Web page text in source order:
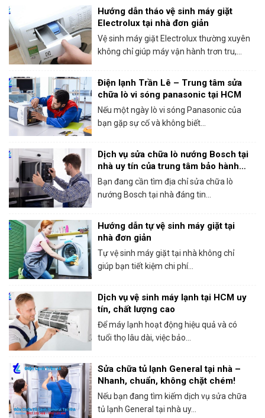
Hướng dẫn tháo vệ sinh máy giặt
Electrolux tại nhà đơn giản
Vệ sinh máy giặt Electrolux thường xuyên
không chỉ giúp máy vận hành trơn tru,...
Điện lạnh Trần Lê – Trung tâm sửa
chữa lò vi sóng panasonic tại HCM
Nếu một ngày lò vi sóng Panasonic của
bạn gặp sự cố và không biết...
Dịch vụ sửa chữa lò nướng Bosch tại
nhà uy tín của trung tâm bảo hành
Bosch tại HCM
Bạn đang cần tìm địa chỉ sửa chữa lò
nướng Bosch tại nhà đáng tin...
Hướng dẫn tự vệ sinh máy giặt tại
nhà đơn giản
Tự vệ sinh máy giặt tại nhà không chỉ
giúp bạn tiết kiệm chi phí...
Dịch vụ vệ sinh máy lạnh tại HCM uy
tín, chất lượng cao
Để máy lạnh hoạt động hiệu quả và có
tuổi thọ lâu dài, việc bảo...
Sửa chữa tủ lạnh General tại nhà –
Nhanh, chuẩn, không chặt chém!
Nếu bạn đang tìm kiếm dịch vụ sửa chữa
tủ lạnh General tại nhà uy...